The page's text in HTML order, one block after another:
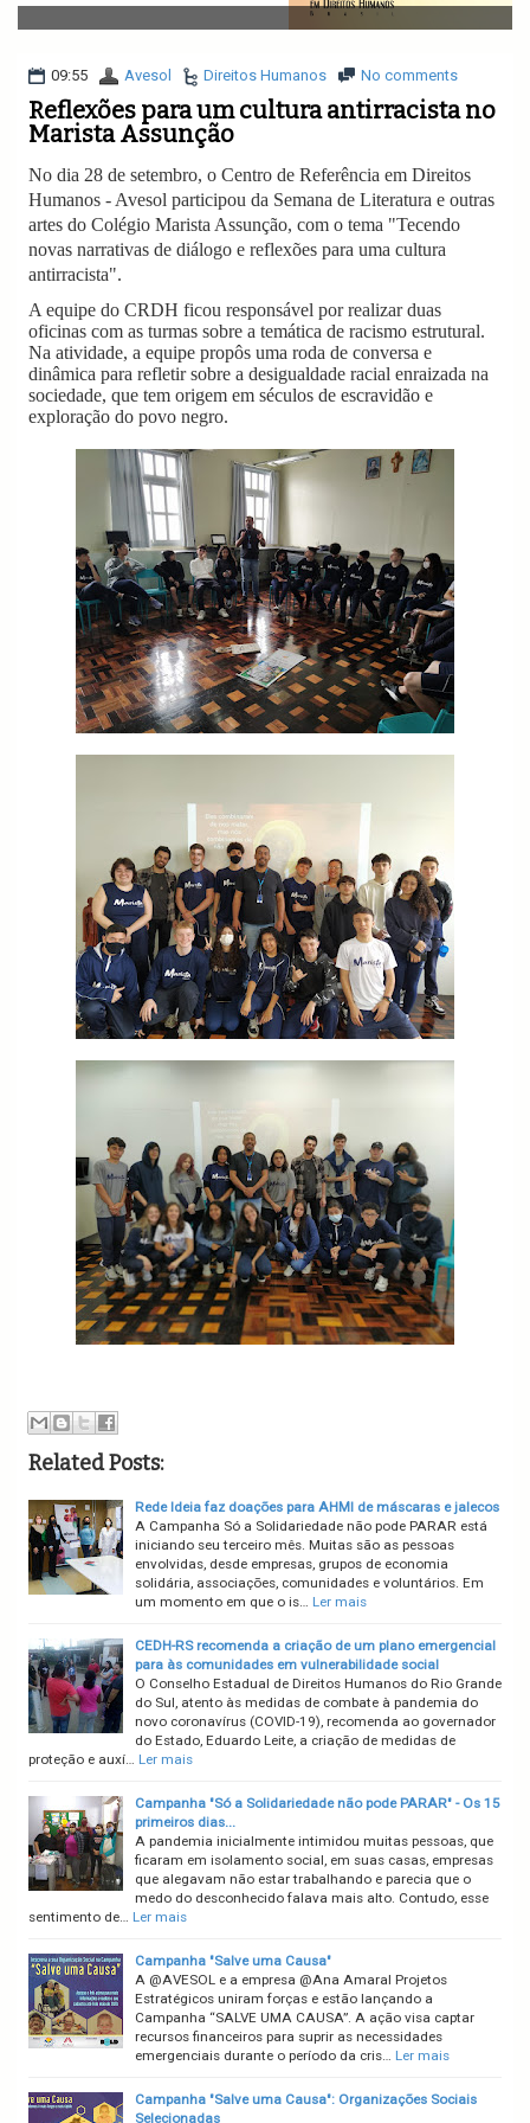
v
i
a
i
09:55 Avesol Direitos Humanos No comments
Reflexões para um cultura antirracista no
Marista Assunção
No dia 28 de setembro, o Centro de Referência em Direitos
Humanos - Avesol participou da Semana de Literatura e outras
artes do Colégio Marista Assunção, com o tema "Tecendo
novas narrativas de diálogo e reflexões para uma cultura
antirracista".
A equipe do CRDH ficou responsável por realizar duas
oficinas com as turmas sobre a temática de racismo estrutural.
Na atividade, a equipe propôs uma roda de conversa e
dinâmica para refletir sobre a desigualdade racial enraizada na
sociedade, que tem origem em séculos de escravidão e
exploração do povo negro.
Related Posts:
Rede Ideia faz doações para AHMI de máscaras e jalecos
A Campanha Só a Solidariedade não pode PARAR está
iniciando seu terceiro mês. Muitas são as pessoas
envolvidas, desde empresas, grupos de economia
solidária, associações, comunidades e voluntários. Em
um momento em que o is… Ler mais
CEDH-RS recomenda a criação de um plano emergencial
para às comunidades em vulnerabilidade social
O Conselho Estadual de Direitos Humanos do Rio Grande
do Sul, atento às medidas de combate à pandemia do
novo coronavírus (COVID-19), recomenda ao governador
do Estado, Eduardo Leite, a criação de medidas de
proteção e auxí… Ler mais
Campanha "Só a Solidariedade não pode PARAR" - Os 15
primeiros dias...
A pandemia inicialmente intimidou muitas pessoas, que
ficaram em isolamento social, em suas casas, empresas
que alegavam não estar trabalhando e parecia que o
medo do desconhecido falava mais alto. Contudo, esse
sentimento de… Ler mais
Campanha "Salve uma Causa"
A @AVESOL e a empresa @Ana Amaral Projetos
Estratégicos uniram forças e estão lançando a
Campanha “SALVE UMA CAUSA”. A ação visa captar
recursos financeiros para suprir as necessidades
emergenciais durante o período da cris… Ler mais
Campanha "Salve uma Causa": Organizações Sociais
Selecionadas